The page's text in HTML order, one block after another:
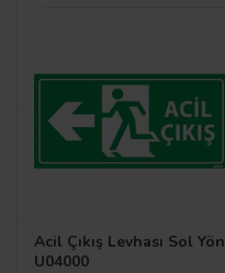
Acil Çıkış Levhası Sol Yön
U04000